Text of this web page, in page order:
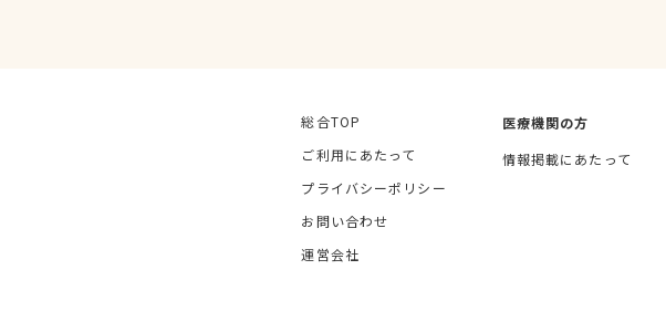
総合TOP
ご利用にあたって
プライバシーポリシー
お問い合わせ
運営会社
医療機関の方
情報掲載にあたって